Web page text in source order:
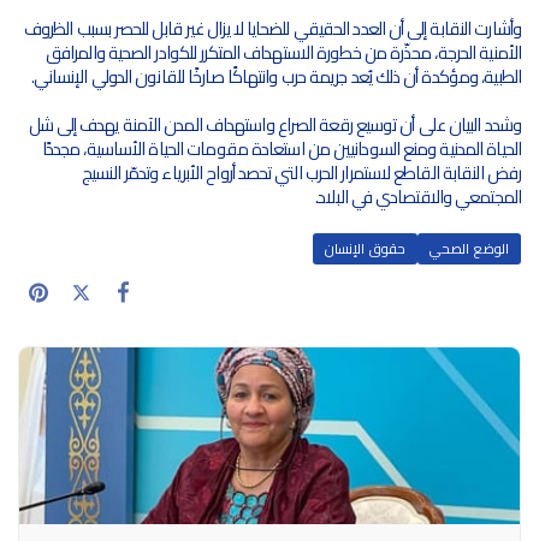
وأشارت النقابة إلى أن العدد الحقيقي للضحايا لا يزال غير قابل للحصر بسبب الظروف
الأمنية الحرجة، محذّرة من خطورة الاستهداف المتكرر للكوادر الصحية والمرافق
الطبية، ومؤكدة أن ذلك يُعد جريمة حرب وانتهاكًا صارخًا للقانون الدولي الإنساني.
وشدد البيان على أن توسيع رقعة الصراع واستهداف المدن الآمنة يهدف إلى شل
الحياة المدنية ومنع السودانيين من استعادة مقومات الحياة الأساسية، مجددًا
رفض النقابة القاطع لاستمرار الحرب التي تحصد أرواح الأبرياء وتدمّر النسيج
المجتمعي والاقتصادي في البلاد.
الوضع الصحي حقوق الإنسان